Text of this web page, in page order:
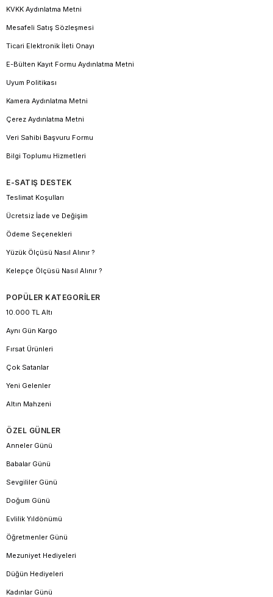
KVKK Aydınlatma Metni
Mesafeli Satış Sözleşmesi
Ticari Elektronik İleti Onayı
E-Bülten Kayıt Formu Aydınlatma Metni
Uyum Politikası
Kamera Aydınlatma Metni
Çerez Aydınlatma Metni
Veri Sahibi Başvuru Formu
Bilgi Toplumu Hizmetleri
E-SATIŞ DESTEK
Teslimat Koşulları
Ücretsiz İade ve Değişim
Ödeme Seçenekleri
Yüzük Ölçüsü Nasıl Alınır ?
Kelepçe Ölçüsü Nasıl Alınır ?
POPÜLER KATEGORİLER
10.000 TL Altı
Aynı Gün Kargo
Fırsat Ürünleri
Çok Satanlar
Yeni Gelenler
Altın Mahzeni
ÖZEL GÜNLER
Anneler Günü
Babalar Günü
Sevgililer Günü
Doğum Günü
Evlilik Yıldönümü
Öğretmenler Günü
Mezuniyet Hediyeleri
Düğün Hediyeleri
Kadınlar Günü